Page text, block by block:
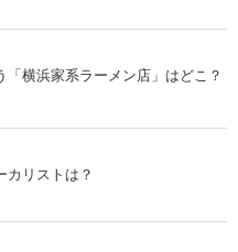
横浜家系ラーメン店」はどこ？
カリストは？